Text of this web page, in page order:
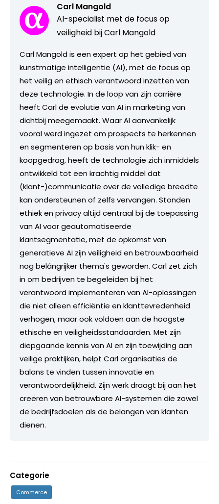
Carl Mangold
AI-specialist met de focus op
veiligheid bij Carl Mangold
Carl Mangold is een expert op het gebied van
kunstmatige intelligentie (AI), met de focus op
het veilig en ethisch verantwoord inzetten van
deze technologie. In de loop van zijn carrière
heeft Carl de evolutie van AI in marketing van
dichtbij meegemaakt. Waar AI aanvankelijk
vooral werd ingezet om prospects te herkennen
en segmenteren op basis van hun klik- en
koopgedrag, heeft de technologie zich inmiddels
ontwikkeld tot een krachtig middel dat
(klant-)communicatie over de volledige breedte
kan ondersteunen of zelfs vervangen. Stonden
ethiek en privacy altijd centraal bij de toepassing
van AI voor geautomatiseerde
klantsegmentatie, met de opkomst van
generatieve AI zijn veiligheid en betrouwbaarheid
nog belángrijker thema's geworden. Carl zet zich
in om bedrijven te begeleiden bij het
verantwoord implementeren van AI-oplossingen
die niet alleen efficiëntie en klanttevredenheid
verhogen, maar ook voldoen aan de hoogste
ethische en veiligheidsstandaarden. Met zijn
diepgaande kennis van AI en zijn toewijding aan
veilige praktijken, helpt Carl organisaties de
balans te vinden tussen innovatie en
verantwoordelijkheid. Zijn werk draagt bij aan het
creëren van betrouwbare AI-systemen die zowel
de bedrijfsdoelen als de belangen van klanten
dienen.
Categorie
Commerce